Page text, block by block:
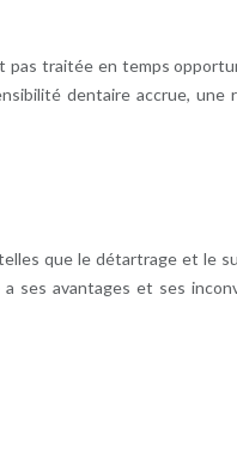
pas traitée en temps
dentaire accrue, une
que le détartrage et le
a ses avantages et ses